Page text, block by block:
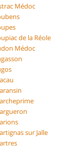
Médoc
de la Réole
Médoc
sur Jalle